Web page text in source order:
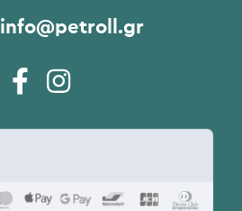
info@petroll.gr